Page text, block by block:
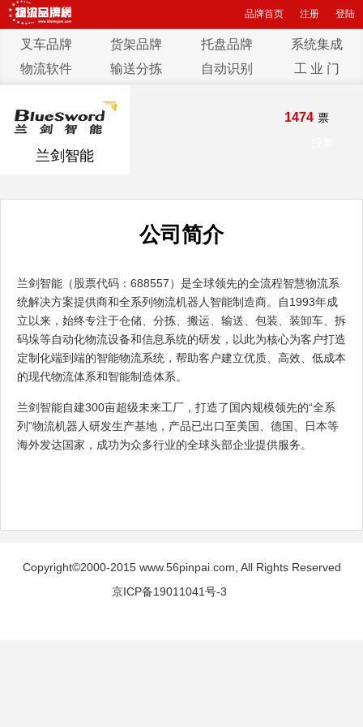
品牌首页 注册 登陆
叉车品牌 货架品牌 托盘品牌
系统集成
物流软件
输送分拣 自动识别 工 业 门
兰剑智能
1474 票
公司简介
兰剑智能（股票代码：688557）是全球领先的全流程智慧物流系
统解决方案提供商和全系列物流机器人智能制造商。自1993年成
立以来，始终专注于仓储、分拣、搬运、输送、包装、装卸车、拆
码垛等自动化物流设备和信息系统的研发，以此为核心为客户打造
定制化端到端的智能物流系统，帮助客户建立优质、高效、低成本
的现代物流体系和智能制造体系。
兰剑智能自建300亩超级未来工厂，打造了国内规模领先的“全系
列”物流机器人研发生产基地，产品已出口至美国、德国、日本等
海外发达国家，成功为众多行业的全球头部企业提供服务。
Copyright©2000-2015 www.56pinpai.com, All Rights Reserved
京ICP备19011041号-3